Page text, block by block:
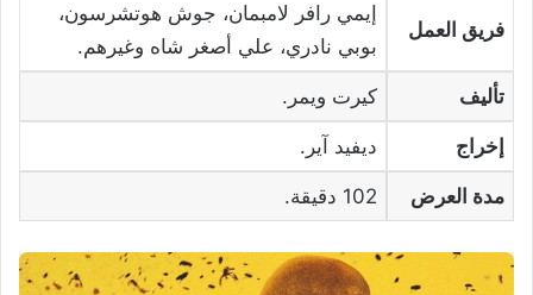
فريق العمل
إيمي رافر لامبمان، جوش هوتشرسون،
بوبي نادري، علي أصغر شاه وغيرهم.
تأليف كيرت ويمر.
إخراج ديفيد آير.
مدة العرض 102 دقيقة.